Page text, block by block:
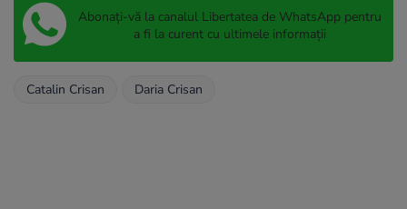
Abonați-vă la canalul Libertatea de WhatsApp pentru
a fi la curent cu ultimele informații
Catalin Crisan Daria Crisan